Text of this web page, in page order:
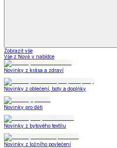
Zobrazit vše
Vše z Nově v nabídce
Novinky z krása a zdraví
Novinky z oblečení, boty a doplňky
Novinky pro děti
Novinky z bytového textilu
Novinky z ložního povlečení